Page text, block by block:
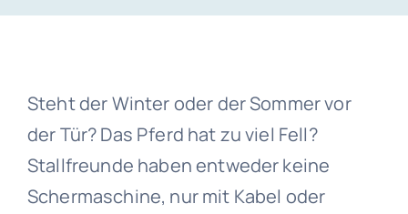
Verladetraining für Problempferde
Schermaschine und mobiler Scherservice
Über uns
FAQ
Steht der Winter oder der Sommer vor
der Tür? Das Pferd hat zu viel Fell?
Stallfreunde haben entweder keine
Schermaschine, nur mit Kabel oder